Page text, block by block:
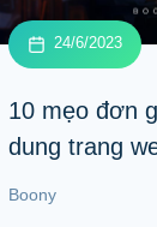
24/6/2023
10 mẹo đơn
dung trang
Boony